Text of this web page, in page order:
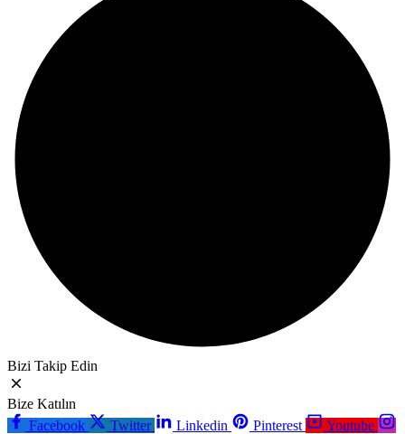
Bizi Takip Edin
Bize Katılın
Facebook
Twitter Linkedin Pinterest
Youtube